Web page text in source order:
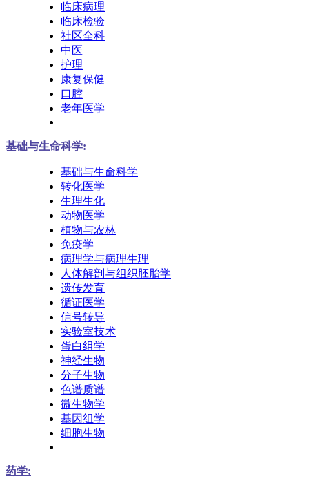
临床病理
临床检验
社区全科
中医
护理
康复保健
口腔
老年医学
基础与生命科学:
基础与生命科学
转化医学
生理生化
动物医学
植物与农林
免疫学
病理学与病理生理
人体解剖与组织胚胎学
遗传发育
循证医学
信号转导
实验室技术
蛋白组学
神经生物
分子生物
色谱质谱
微生物学
基因组学
细胞生物
药学: